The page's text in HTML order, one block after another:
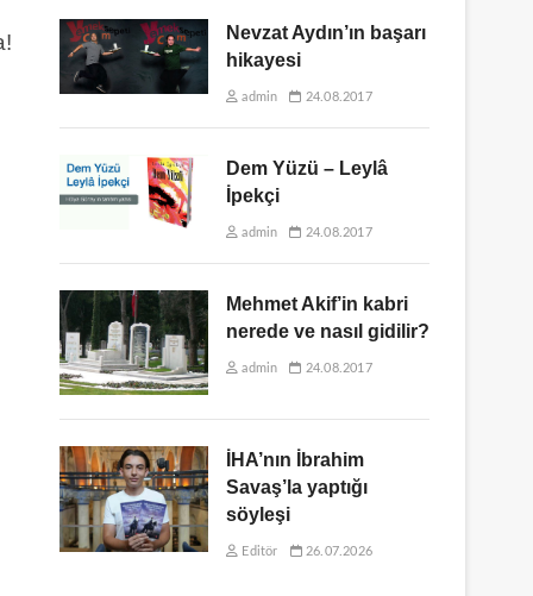
Nevzat Aydın’ın başarı
hikayesi
admin 24.08.2017
Dem Yüzü – Leylâ
İpekçi
admin 24.08.2017
Mehmet Akif’in kabri
nerede ve nasıl gidilir?
admin 24.08.2017
İHA’nın İbrahim
Savaş’la yaptığı
söyleşi
Editör 26.07.2026